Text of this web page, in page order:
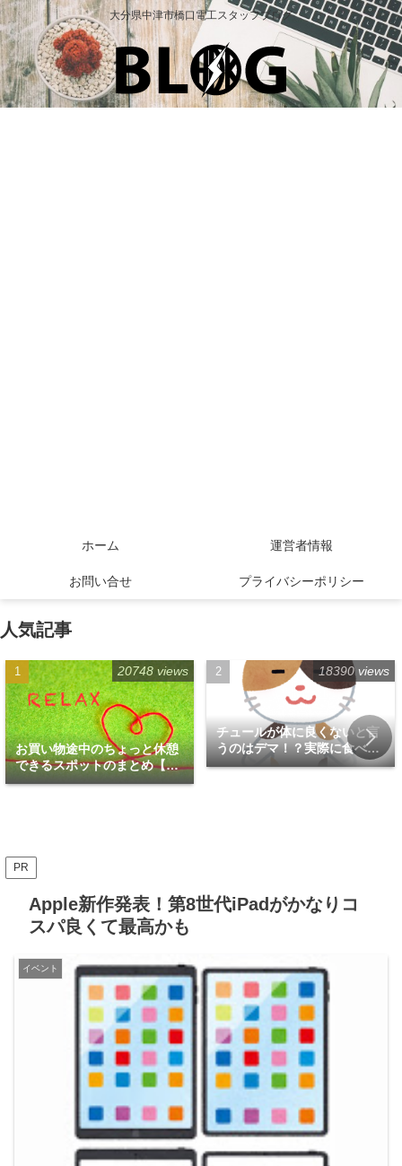
大分県中津市橋口電工スタッフブログ
ホーム 運営者情報
お問い合せ プライバシーポリシー
人気記事
お買い物途中のちょっと休憩
できるスポットのまとめ【福
岡天神エリア編】
20748 views
チュールが体に良くないと言
うのはデマ！？実際に食べて
みた！
18390 views
PR
Apple新作発表！第8世代iPadがかなりコ
スパ良くて最高かも
イベント